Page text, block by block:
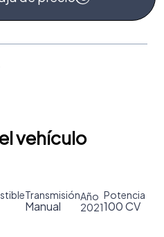
vehículo
Transmisión
Manual
Año
2021
Potencia
100 CV